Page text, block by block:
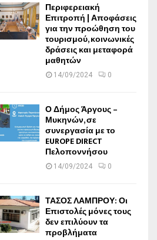
Περιφερειακή
Επιτροπή | Αποφάσεις
για την προώθηση του
τουρισμού, κοινωνικές
δράσεις και μεταφορά
μαθητών
14/09/2024 0
Ο Δήμος Άργους –
Μυκηνών, σε
συνεργασία με το
EUROPE DIRECT
Πελοποννήσου
14/09/2024 0
ΤΑΣΟΣ ΛΑΜΠΡΟΥ: Οι
Επιστολές μόνες τους
δεν επιλύουν τα
προβλήματα